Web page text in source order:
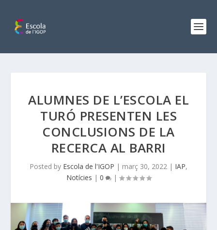
ALUMNES DE L’ESCOLA EL
TURÓ PRESENTEN LES
CONCLUSIONS DE LA
RECERCA AL BARRI
Posted by Escola de l'IGOP | març 30, 2022 | IAP,
Notícies | 0 |